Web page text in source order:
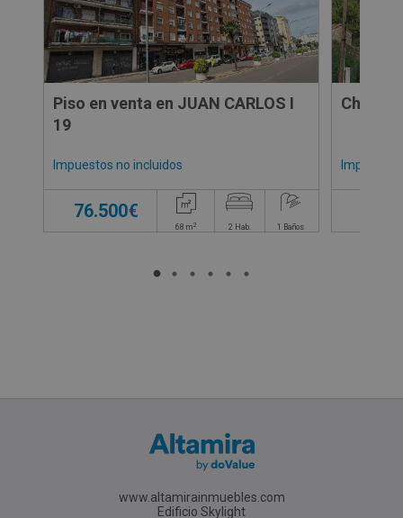
Piso en venta en JUAN CARLOS I
19
Impuestos no incluidos
76.500€
68 m2 2 Hab. 1 Baños
Chalet
www.altamirainmuebles.com
Edificio Skylight